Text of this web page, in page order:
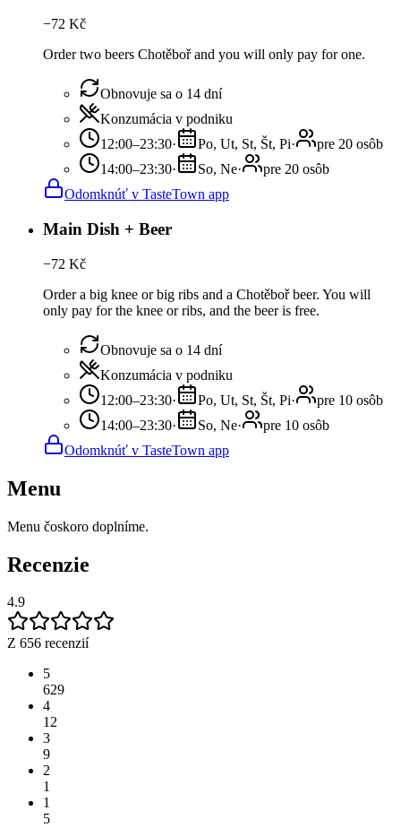
−72 Kč
Order two beers Chotěboř and you will only pay for one.
Obnovuje sa o 14 dní
Konzumácia v podniku
12:00–23:30· Po, Ut, St, Št, Pi·
pre 20 osôb
14:00–23:30· So, Ne·
pre 20 osôb
Odomknúť v TasteTown app
Main Dish + Beer
−72 Kč
Order a big knee or big ribs and a Chotěboř beer. You will
only pay for the knee or ribs, and the beer is free.
Obnovuje sa o 14 dní
Konzumácia v podniku
12:00–23:30· Po, Ut, St, Št, Pi·
pre 10 osôb
14:00–23:30· So, Ne·
pre 10 osôb
Odomknúť v TasteTown app
Menu
Menu čoskoro doplníme.
Recenzie
4.9
Z 656 recenzií
5
629
4
12
3
9
2
1
1
5